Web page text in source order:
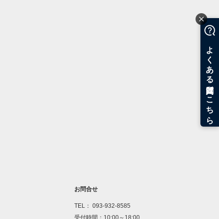
お問合せ
TEL： 093-932-8585
受付時間：10:00～18:00